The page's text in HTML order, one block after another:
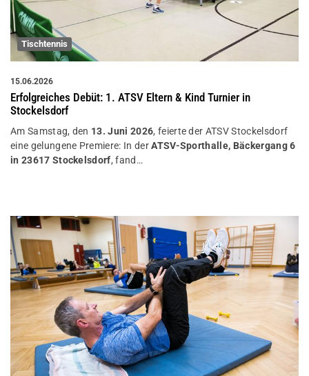
Tischtennis
15.06.2026
Erfolgreiches Debüt: 1. ATSV Eltern & Kind Turnier in
Stockelsdorf
Am Samstag, den 13. Juni 2026, feierte der ATSV Stockelsdorf
eine gelungene Premiere: In derATSV-Sporthalle, Bäckergang 6
in 23617 Stockelsdorf, fand…